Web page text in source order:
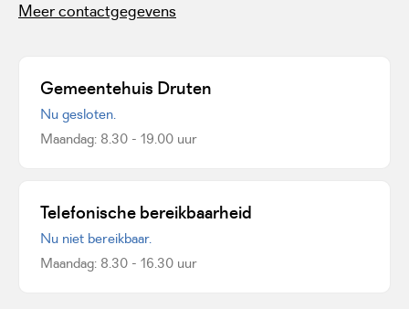
Meer contactgegevens
Gemeentehuis Druten
Nu gesloten.
Maandag: 8.30 - 19.00 uur
Telefonische bereikbaarheid
Nu niet bereikbaar.
Maandag: 8.30 - 16.30 uur